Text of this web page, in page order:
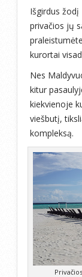
Išgirdus žodį
privačios jų
kurortai
Nes
kitur
kiekvienoje
viešbutį,
kompleksą.